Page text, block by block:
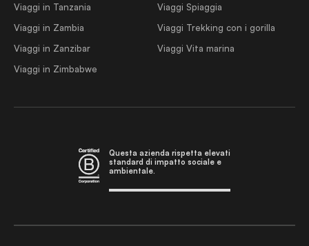
Viaggi in Tanzania
Viaggi in Zambia
Viaggi in Zanzibar
Viaggi in Zimbabwe
Viaggi Spiaggia
Viaggi Trekking con i gorilla
Viaggi Vita marina
Questa azienda rispetta elevati
standard di impatto sociale e
ambientale.